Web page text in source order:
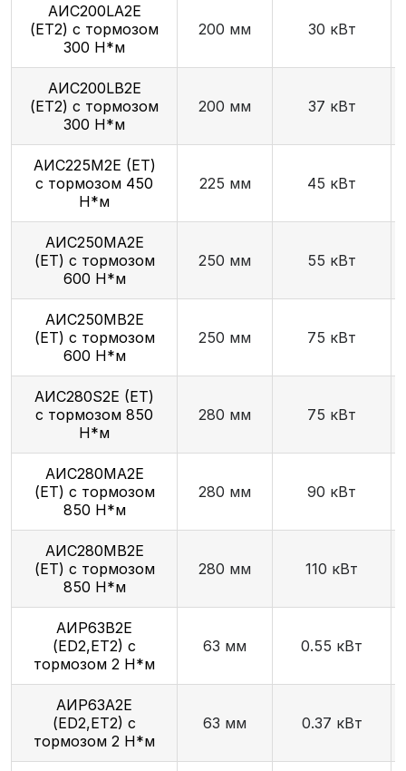
АИС200LА2Е
(ET2) с тормозом
300 Н*м
200 мм 30 кВт
AИC200LB2Е
(ET2) с тормозом
300 Н*м
200 мм 37 кВт
АИС225М2Е (ET)
с тормозом 450
Н*м
225 мм 45 кВт
АИС250МА2Е
(ET) с тормозом
600 Н*м
250 мм 55 кВт
АИС250МВ2Е
(ET) с тормозом
600 Н*м
250 мм 75 кВт
AИC280S2Е (ET)
с тормозом 850
Н*м
280 мм 75 кВт
АИС280МА2Е
(ET) с тормозом
850 Н*м
280 мм 90 кВт
АИС280МВ2Е
(ET) с тормозом
850 Н*м
280 мм 110 кВт
АИР63В2E
(ED2,ET2) с
тормозом 2 Н*м
63 мм 0.55 кВт
АИР63А2E
(ED2,ET2) с
тормозом 2 Н*м
63 мм 0.37 кВт